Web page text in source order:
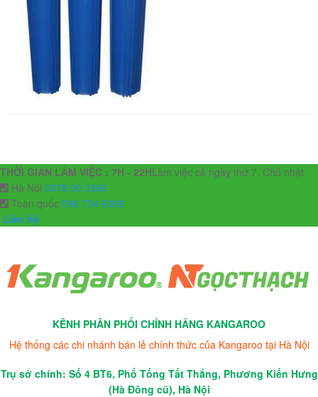
THỜI GIAN LÀM VIỆC : 7H - 22HLàm việc cả ngày thứ 7, Chủ nhật
Hà Nội 0378 90 3366
Toàn quốc 096 734 6068
Liên hệ
KÊNH PHÂN PHỐI CHÍNH HÃNG KANGAROO
Hệ thống các chi nhánh bán lẻ chính thức của Kangaroo tại Hà Nội
Trụ sở chính: Số 4 BT6, Phố Tống Tất Thắng, Phương Kiến Hưng
(Hà Đông cũ), Hà Nội